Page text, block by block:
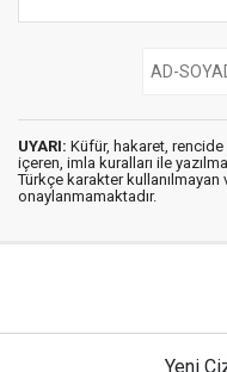
UYARI: Küfür, hakaret, rencide
içeren, imla kuralları ile
Türkçe karakter kullanılmayan
onaylanmamaktadır.
Yeni